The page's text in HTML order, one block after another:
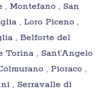
Montefano , San
, Loro Piceno ,
, Belforte del
, Sant’Angelo
, Pioraco ,
, Serravalle di